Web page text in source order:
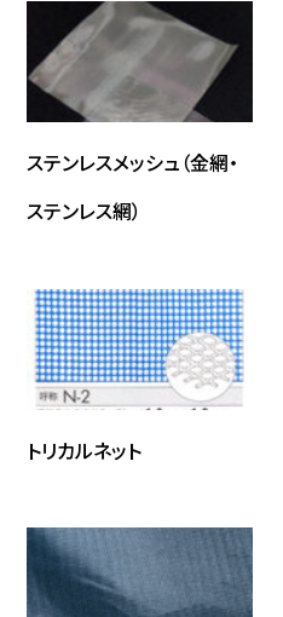
ステンレスメッシュ（金網・
ステンレス網）
トリカルネット